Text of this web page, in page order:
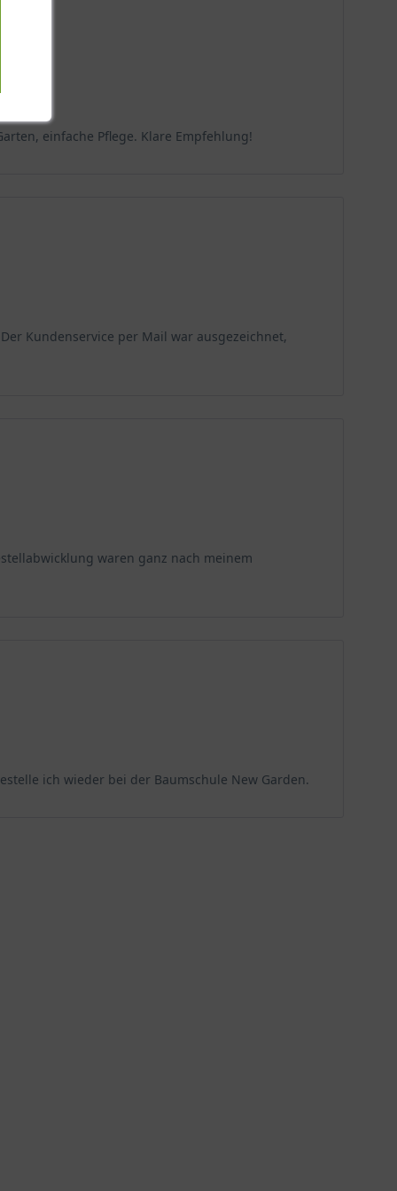
einfache Pflege. Klare Empfehlung!
Kundenservice per Mail war ausgezeichnet,
waren ganz nach meinem
ich wieder bei der Baumschule New Garden.